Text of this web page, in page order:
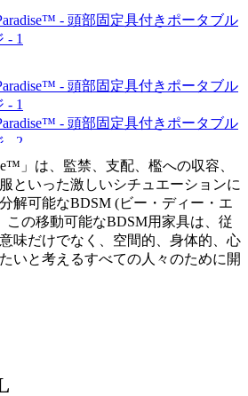
」は、監禁、支配、檻への収容、
といった激しいシチュエーションに
解可能なBDSM (ビー・ディー・エ
この移動可能なBDSM用家具は、従
味だけでなく、空間的、身体的、心
いと考えるすべての人々のために開